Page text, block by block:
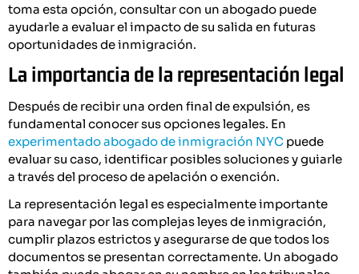
toma esta opción, consultar con un abogado puede
ayudarle a evaluar el impacto de su salida en futuras
oportunidades de inmigración.
La importancia de la representación legal
Después de recibir una orden final de expulsión, es
fundamental conocer sus opciones legales. En
experimentado abogado de inmigración NYC puede
evaluar su caso, identificar posibles soluciones y guiarle
a través del proceso de apelación o exención.
La representación legal es especialmente importante
para navegar por las complejas leyes de inmigración,
cumplir plazos estrictos y asegurarse de que todos los
documentos se presentan correctamente. Un abogado